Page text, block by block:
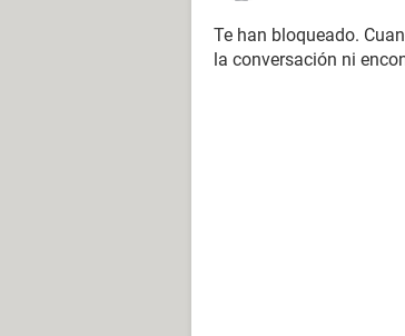
Te han bloqueado.
la conversación ni